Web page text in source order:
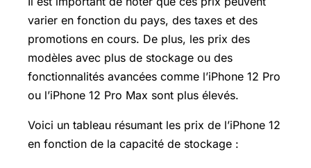
varier en fonction du pays, des taxes et des
promotions en cours. De plus, les prix des
modèles avec plus de stockage ou des
fonctionnalités avancées comme l’iPhone 12 Pro
ou l’iPhone 12 Pro Max sont plus élevés.
Voici un tableau résumant les prix de l’iPhone 12
en fonction de la capacité de stockage :